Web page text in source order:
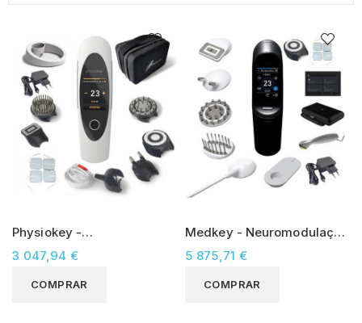
Physiokey -
Neuromodulação não
Invasiva
3 047,94 €
COMPRAR
Medkey - Neuromodulação
não Invasiva
5 875,71 €
COMPRAR